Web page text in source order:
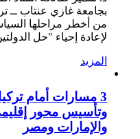
بجامعة غازي عنتاب ــ
من أخطر مراحلها
لإعادة إحياء "حل
المزيد
3 مسارات أمام
وتأسيس محور
والإمارات ومصر